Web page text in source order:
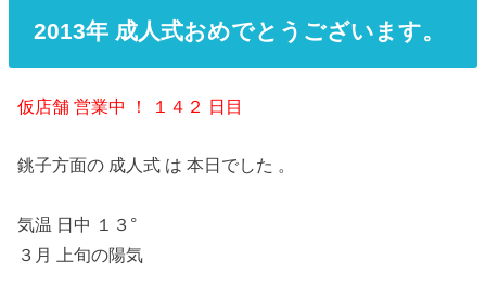
2013年 成人式おめでとうございます。
仮店舗 営業中 ！ １４２ 日目
銚子方面の 成人式 は 本日でした 。
気温 日中 １３°
３月 上旬の陽気